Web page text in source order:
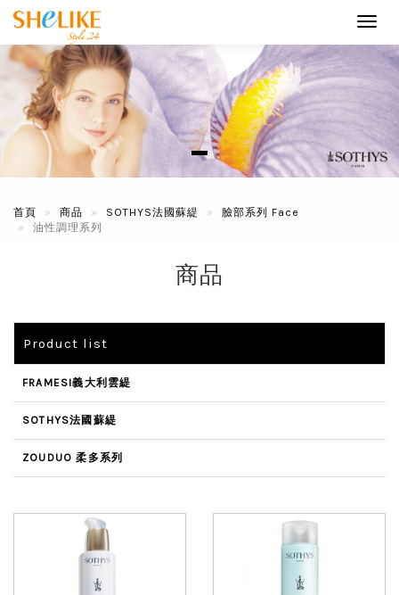
首頁 商品 SOTHYS法國蘇緹
臉部系列 Face
油性調理系列
商品
Product list
FRAMESI義大利雲緹
SOTHYS法國蘇緹
ZOUDUO 柔多系列